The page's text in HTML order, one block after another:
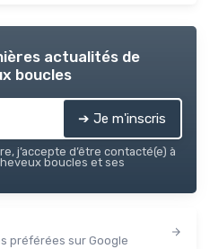
actualités de
boucles
➔ Je m'inscris
j’accepte d’être contacté(e) à
boucles et ses
préférées sur Google